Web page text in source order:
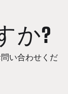
か?
い合わせくだ